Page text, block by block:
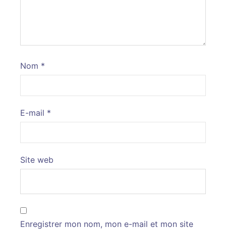
Nom *
E-mail *
Site web
Enregistrer mon nom, mon e-mail et mon site